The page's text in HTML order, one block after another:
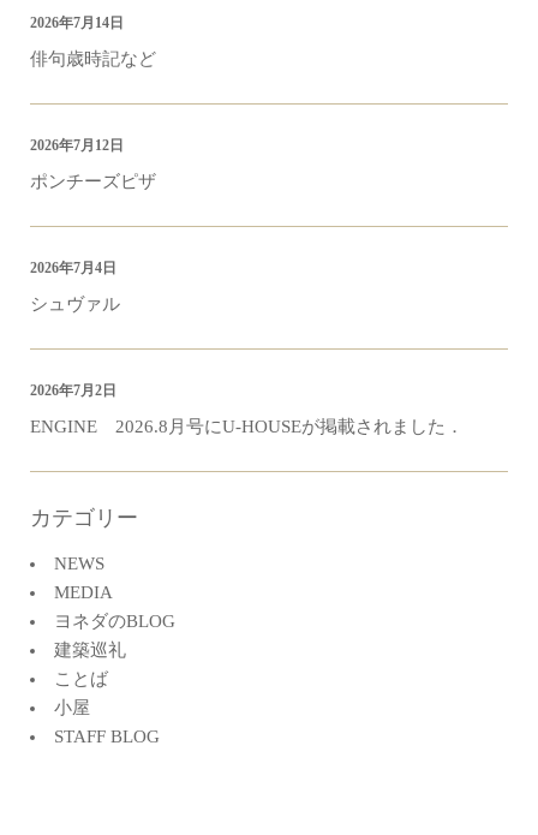
俳句歳時記など
2026年7月14日
ポンチーズピザ
2026年7月12日
シュヴァル
2026年7月4日
ENGINE 2026.8月号にU-HOUSEが掲載されました．
2026年7月2日
カテゴリー
NEWS
MEDIA
ヨネダのBLOG
建築巡礼
ことば
小屋
STAFF BLOG